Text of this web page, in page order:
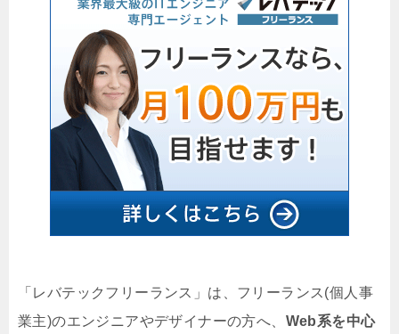
「レバテックフリーランス」は、フリーランス(個人事
業主)のエンジニアやデザイナーの方へ、 Web系を中心